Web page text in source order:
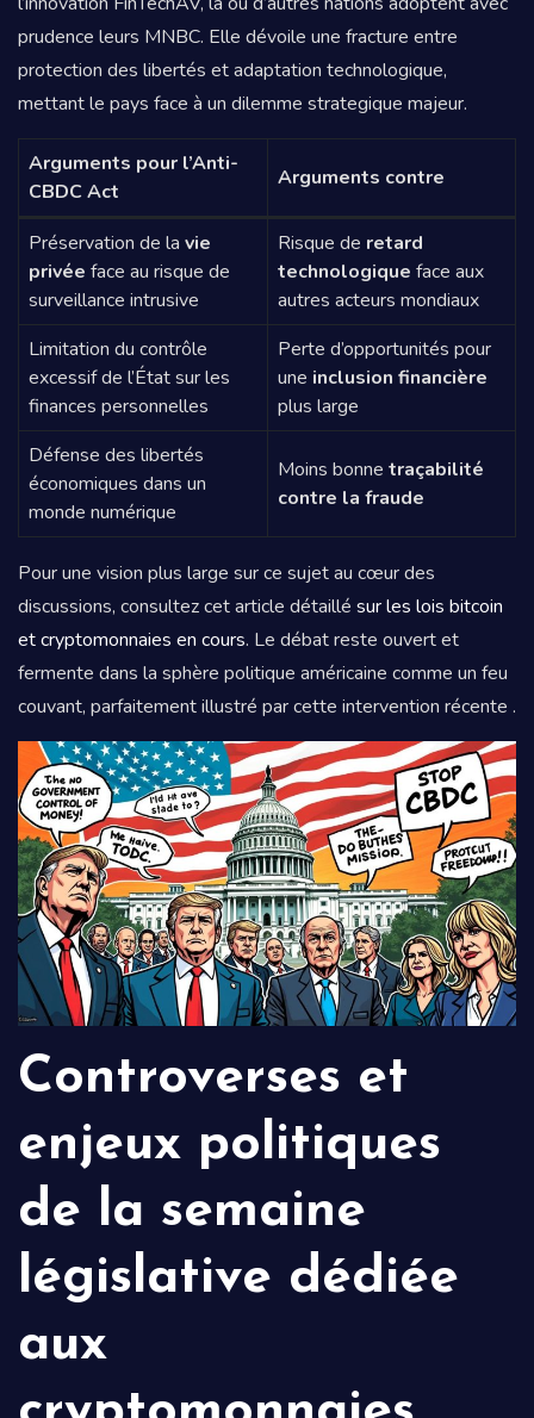
prudence leurs MNBC. Elle dévoile une fracture entre
protection des libertés et adaptation technologique,
mettant le pays face à un dilemme strategique majeur.
Arguments pour l’Anti-
CBDC Act
Arguments contre
Préservation de la vie
privée face au risque de
surveillance intrusive
Risque de retard
technologique face aux
autres acteurs mondiaux
Limitation du contrôle
excessif de l’État sur les
finances personnelles
Perte d’opportunités pour
une inclusion financière
plus large
Défense des libertés
économiques dans un
monde numérique
Moins bonne traçabilité
contre la fraude
Pour une vision plus large sur ce sujet au cœur des
discussions, consultez cet article détaillé sur les lois bitcoin
et cryptomonnaies en cours. Le débat reste ouvert et
fermente dans la sphère politique américaine comme un feu
couvant, parfaitement illustré par cette intervention récente .
Controverses et
enjeux politiques
de la semaine
législative dédiée
aux